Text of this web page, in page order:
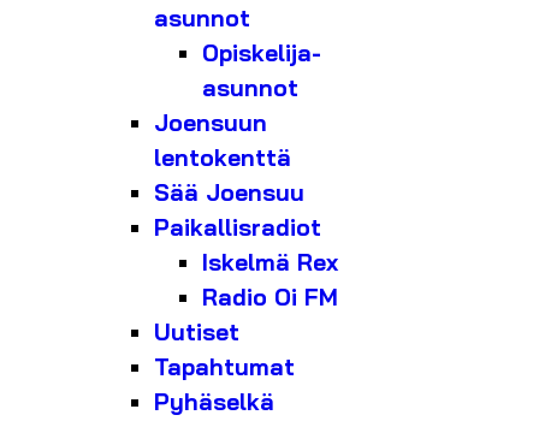
asunnot
Opiskelija-
asunnot
Joensuun
lentokenttä
Sää Joensuu
Paikallisradiot
Iskelmä Rex
Radio Oi FM
Uutiset
Tapahtumat
Pyhäselkä